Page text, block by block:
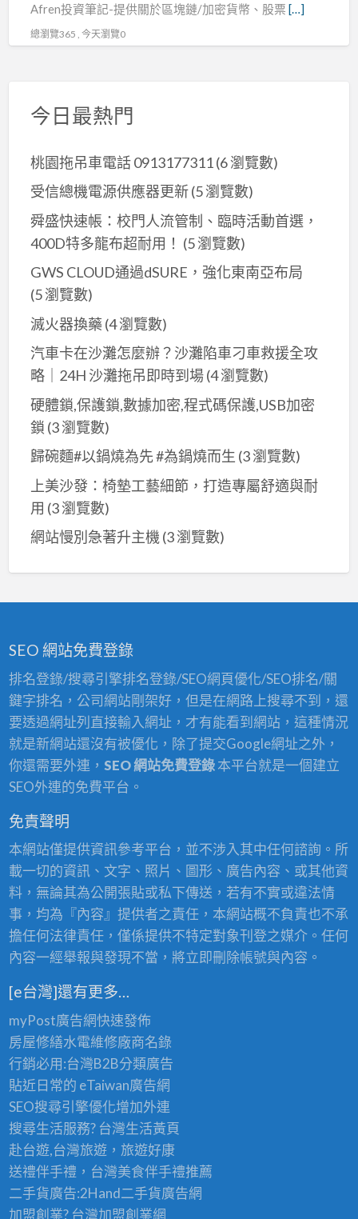
Afren投資筆記-提供關於區塊鏈/加密貨幣、股票 […]
總瀏覽365 , 今天瀏覽0
今日最熱門
桃園拖吊車電話 0913177311(6 瀏覽數)
受信總機電源供應器更新(5 瀏覽數)
舜盛快速帳：校門人流管制、臨時活動首選，
400D特多龍布超耐用！ (5 瀏覽數)
GWS CLOUD通過dSURE，強化東南亞布局
(5 瀏覽數)
滅火器換藥 (4 瀏覽數)
汽車卡在沙灘怎麼辦？沙灘陷車刁車救援全攻
略｜24H 沙灘拖吊即時到場(4 瀏覽數)
硬體鎖,保護鎖,數據加密,程式碼保護,USB加密
鎖 (3 瀏覽數)
歸碗麵#以鍋燒為先 #為鍋燒而生 (3 瀏覽數)
上美沙發：椅墊工藝細節，打造專屬舒適與耐
用 (3 瀏覽數)
網站慢別急著升主機 (3 瀏覽數)
SEO 網站免費登錄
排名登錄/搜尋引擎排名登錄/SEO網頁優化/SEO排名/關
鍵字排名，公司網站剛架好，但是在網路上搜尋不到，還
要透過網址列直接輸入網址，才有能看到網站，這種情況
就是新網站還沒有被優化，除了提交Google網址之外，
你還需要外連， SEO 網站免費登錄本平台就是一個建立
SEO外連的免費平台。
免責聲明
本網站僅提供資訊參考平台，並不涉入其中任何諮詢。所
載一切的資訊、文字、照片、圖形、廣告內容、或其他資
料，無論其為公開張貼或私下傳送，若有不實或違法情
事，均為『內容』提供者之責任，本網站概不負責也不承
擔任何法律責任，僅係提供不特定對象刊登之媒介。任何
內容一經舉報與發現不當，將立即刪除帳號與內容。
[e台灣]還有更多…
myPost廣告網快速發佈
房屋修繕水電維修廠商名錄
行銷必用:台灣B2B分類廣告
貼近日常的 eTaiwan廣告網
SEO搜尋引擎優化增加外連
搜尋生活服務? 台灣生活黃頁
赴台遊,台灣旅遊，旅遊好康
送禮伴手禮，台灣美食伴手禮推薦
二手貨廣告:2Hand二手貨廣告網
加盟創業? 台灣加盟創業網